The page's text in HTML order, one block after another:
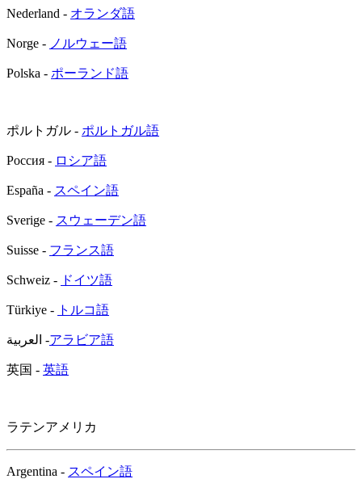
Nederland - オランダ語
Norge - ノルウェー語
Polska - ポーランド語
ポルトガル - ポルトガル語
Россия - ロシア語
España - スペイン語
Sverige - スウェーデン語
Suisse - フランス語
Schweiz - ドイツ語
Türkiye - トルコ語
العربية -アラビア語
英国 - 英語
ラテンアメリカ
Argentina - スペイン語